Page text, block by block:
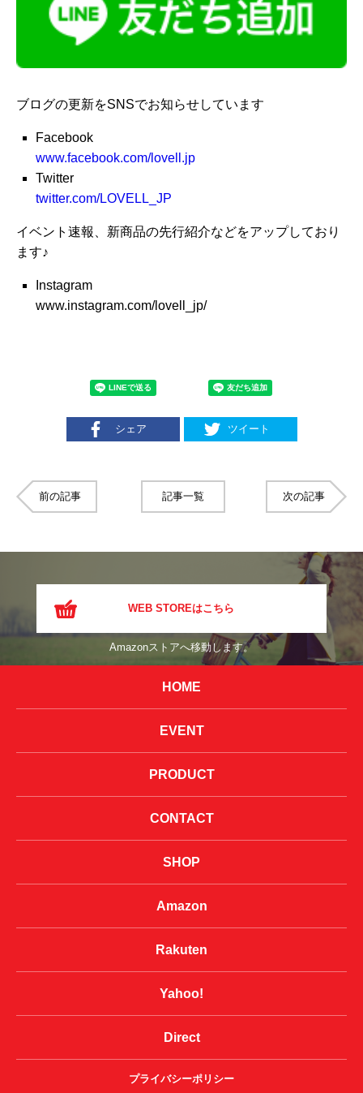
ブログの更新をSNSでお知らせしています
Facebook
www.facebook.com/lovell.jp
Twitter
twitter.com/LOVELL_JP
イベント速報、新商品の先行紹介などをアップしており
ます♪
Instagram
www.instagram.com/lovell_jp/
シェア ツイート
前の記事 記事一覧 次の記事
WEB STOREはこちら
Amazonストアへ移動します。
HOME
EVENT
PRODUCT
CONTACT
SHOP
Amazon
Rakuten
Yahoo!
Direct
プライバシーポリシー